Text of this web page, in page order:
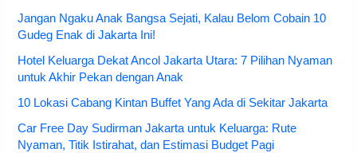
Jangan Ngaku Anak Bangsa Sejati, Kalau Belom Cobain 10
Gudeg Enak di Jakarta Ini!
Hotel Keluarga Dekat Ancol Jakarta Utara: 7 Pilihan Nyaman
untuk Akhir Pekan dengan Anak
10 Lokasi Cabang Kintan Buffet Yang Ada di Sekitar Jakarta
Car Free Day Sudirman Jakarta untuk Keluarga: Rute
Nyaman, Titik Istirahat, dan Estimasi Budget Pagi